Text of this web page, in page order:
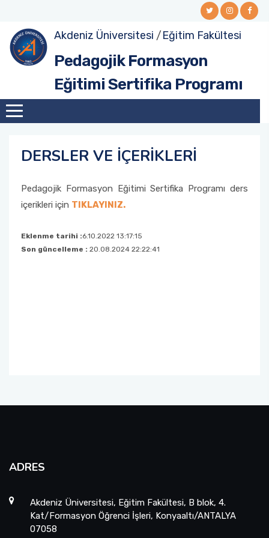
Akdeniz Üniversitesi /Eğitim Fakültesi
Pedagojik Formasyon
Eğitimi Sertifika Programı
DERSLER VE İÇERİKLERİ
Pedagojik Formasyon Eğitimi Sertifika Programı ders
içerikleri için TIKLAYINIZ.
Eklenme tarihi :6.10.2022 13:17:15
Son güncelleme : 20.08.2024 22:22:41
ADRES
Akdeniz Üniversitesi, Eğitim Fakültesi, B blok, 4.
Kat/Formasyon Öğrenci İşleri, Konyaaltı/ANTALYA
07058